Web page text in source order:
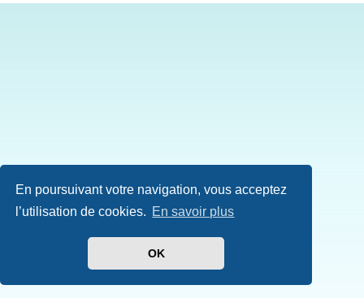
En poursuivant votre navigation, vous acceptez
l’utilisation de cookies. En savoir plus
OK